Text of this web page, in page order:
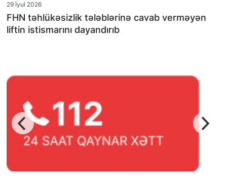
29 İyul 2026
FHN təhlükəsizlik tələblərinə cavab verməyən
liftin istismarını dayandırıb